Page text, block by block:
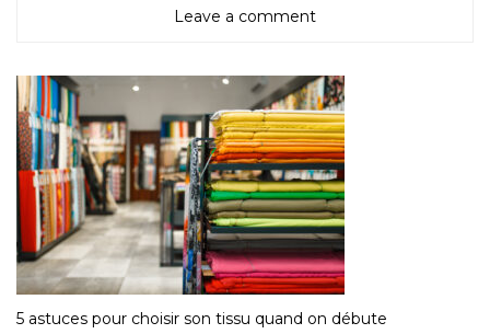
Leave a comment
5 astuces pour choisir son tissu quand on débute